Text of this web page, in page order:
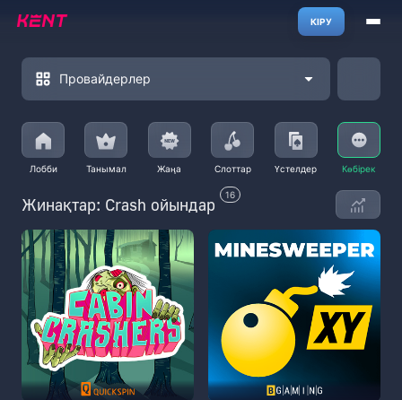
КІРУ
Провайдерлер
Лобби Танымал Жаңа Слоттар Үстелдер Көбірек
Жинақтар: Crash ойындар 16